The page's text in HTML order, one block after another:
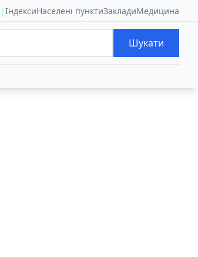
| ІндексиНаселені пунктиЗакладиМедицина
Шукати